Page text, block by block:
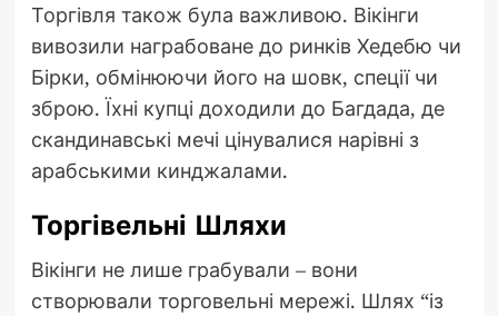
Торгівля також була важливою. Вікінги
вивозили награбоване до ринків Хедебю чи
Бірки, обмінюючи його на шовк, спеції чи
зброю. Їхні купці доходили до Багдада, де
скандинавські мечі цінувалися нарівні з
арабськими кинджалами.
Торгівельні Шляхи
Вікінги не лише грабували – вони
створювали торговельні мережі. Шлях “із